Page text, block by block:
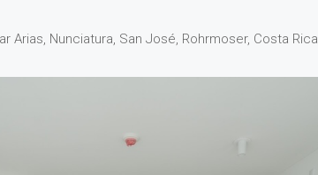
Arias, Nunciatura, San José, Rohrmoser, Costa Rica